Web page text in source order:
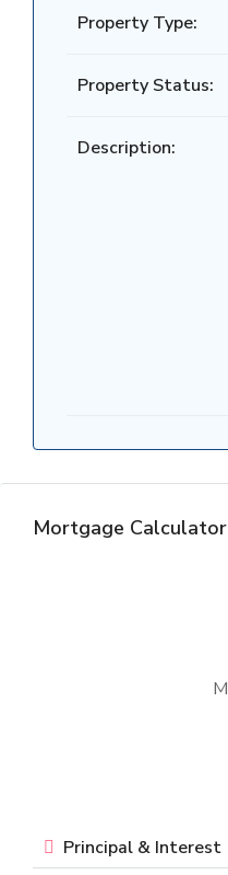
Property Type:
Property Status:
Description:
Mortgage Calculator
Principal & Interest